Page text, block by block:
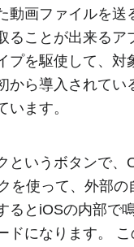
動画ファイルを送
ることが出来るア
プを駆使して、対
から導入されてい
ます。
というボタンで、
を使って、外部の
るとiOSの内部で
ドになります。